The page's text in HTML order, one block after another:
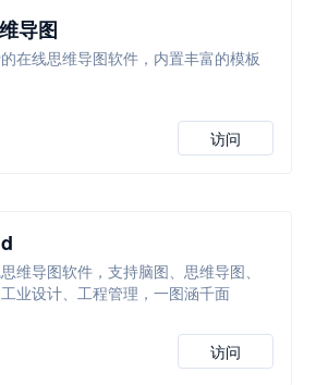
导图
在线思维导图软件，内置丰富的模板
访问
维导图软件，支持脑图、思维导图、
业设计、工程管理，一图涵千面
访问